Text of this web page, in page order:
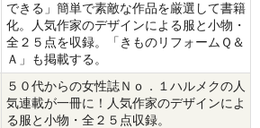
できる」簡単で素敵な作品を厳選して書籍
化。人気作家のデザインによる服と小物・
全２５点を収録。「きものリフォームＱ＆
Ａ」も掲載する。
５０代からの女性誌Ｎｏ．１ハルメクの人
気連載が一冊に！人気作家のデザインによ
る服と小物・全２５点収録。